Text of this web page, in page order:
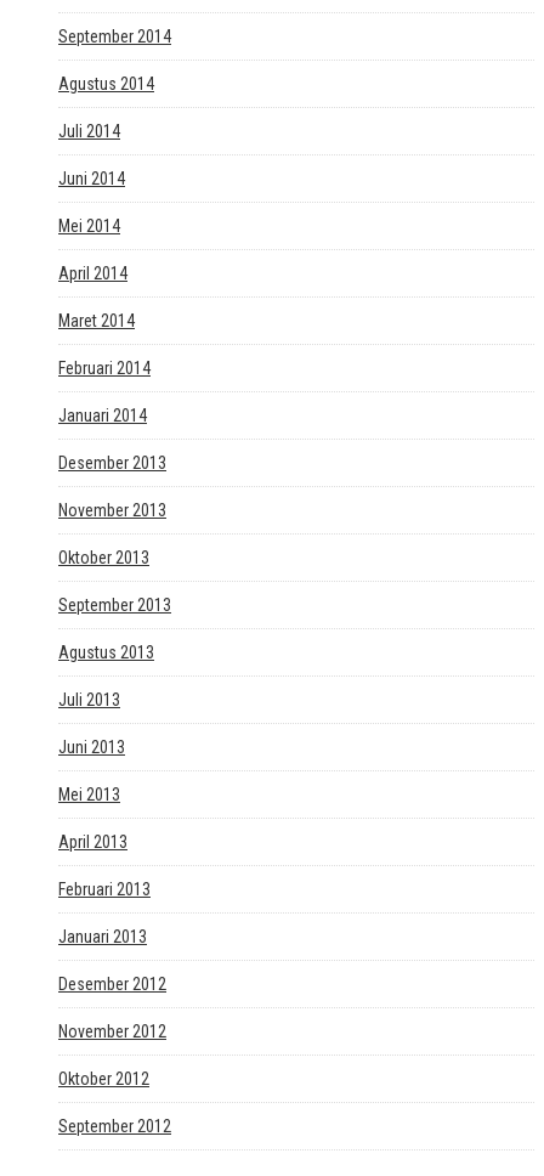
September 2014
Agustus 2014
Juli 2014
Juni 2014
Mei 2014
April 2014
Maret 2014
Februari 2014
Januari 2014
Desember 2013
November 2013
Oktober 2013
September 2013
Agustus 2013
Juli 2013
Juni 2013
Mei 2013
April 2013
Februari 2013
Januari 2013
Desember 2012
November 2012
Oktober 2012
September 2012